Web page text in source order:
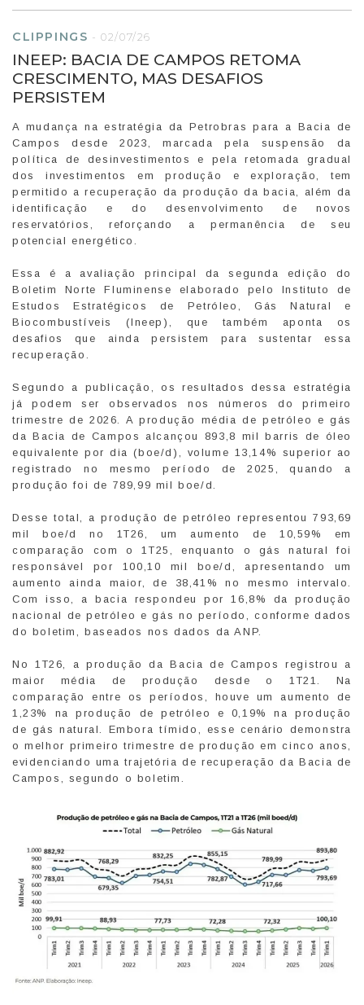
CLIPPINGS -02/07/26
INEEP: BACIA DE CAMPOS RETOMA
CRESCIMENTO, MAS DESAFIOS
PERSISTEM
A mudança na estratégia da Petrobras para a Bacia de
Campos desde 2023, marcada pela suspensão da
política de desinvestimentos e pela retomada gradual
dos investimentos em produção e exploração, tem
permitido a recuperação da produção da bacia, além da
identificação e do desenvolvimento de novos
reservatórios, reforçando a permanência de seu
potencial energético.
Essa é a avaliação principal da segunda edição do
Boletim Norte Fluminense elaborado pelo Instituto de
Estudos Estratégicos de Petróleo, Gás Natural e
Biocombustíveis (Ineep), que também aponta os
desafios que ainda persistem para sustentar essa
recuperação.
Segundo a publicação, os resultados dessa estratégia
já podem ser observados nos números do primeiro
trimestre de 2026. A produção média de petróleo e gás
da Bacia de Campos alcançou 893,8 mil barris de óleo
equivalente por dia (boe/d), volume 13,14% superior ao
registrado no mesmo período de 2025, quando a
produção foi de 789,99 mil boe/d.
Desse total, a produção de petróleo representou 793,69
mil boe/d no 1T26, um aumento de 10,59% em
comparação com o 1T25, enquanto o gás natural foi
responsável por 100,10 mil boe/d, apresentando um
aumento ainda maior, de 38,41% no mesmo intervalo.
Com isso, a bacia respondeu por 16,8% da produção
nacional de petróleo e gás no período, conforme dados
do boletim, baseados nos dados da ANP.
No 1T26, a produção da Bacia de Campos registrou a
maior média de produção desde o 1T21. Na
comparação entre os períodos, houve um aumento de
1,23% na produção de petróleo e 0,19% na produção
de gás natural. Embora tímido, esse cenário demonstra
o melhor primeiro trimestre de produção em cinco anos,
evidenciando uma trajetória de recuperação da Bacia de
Campos, segundo o boletim.